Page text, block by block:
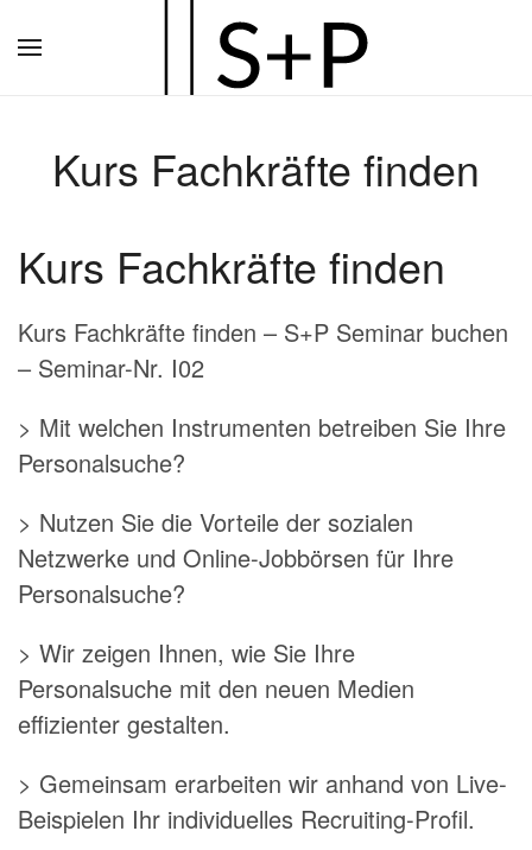
Hauptinhalt
Kurs Fachkräfte finden
Kurs Fachkräfte finden
Kurs Fachkräfte finden – S+P Seminar buchen
– Seminar-Nr. I02
> Mit welchen Instrumenten betreiben Sie Ihre
Personalsuche?
> Nutzen Sie die Vorteile der sozialen
Netzwerke und Online-Jobbörsen für Ihre
Personalsuche?
> Wir zeigen Ihnen, wie Sie Ihre
Personalsuche mit den neuen Medien
effizienter gestalten.
> Gemeinsam erarbeiten wir anhand von Live-
Beispielen Ihr individuelles Recruiting-Profil.